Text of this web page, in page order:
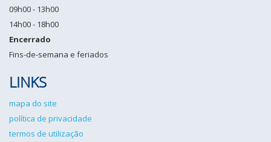
09h00 - 13h00
14h00 - 18h00
Encerrado
Fins-de-semana e feriados
LINKS
mapa do site
política de privacidade
termos de utilização